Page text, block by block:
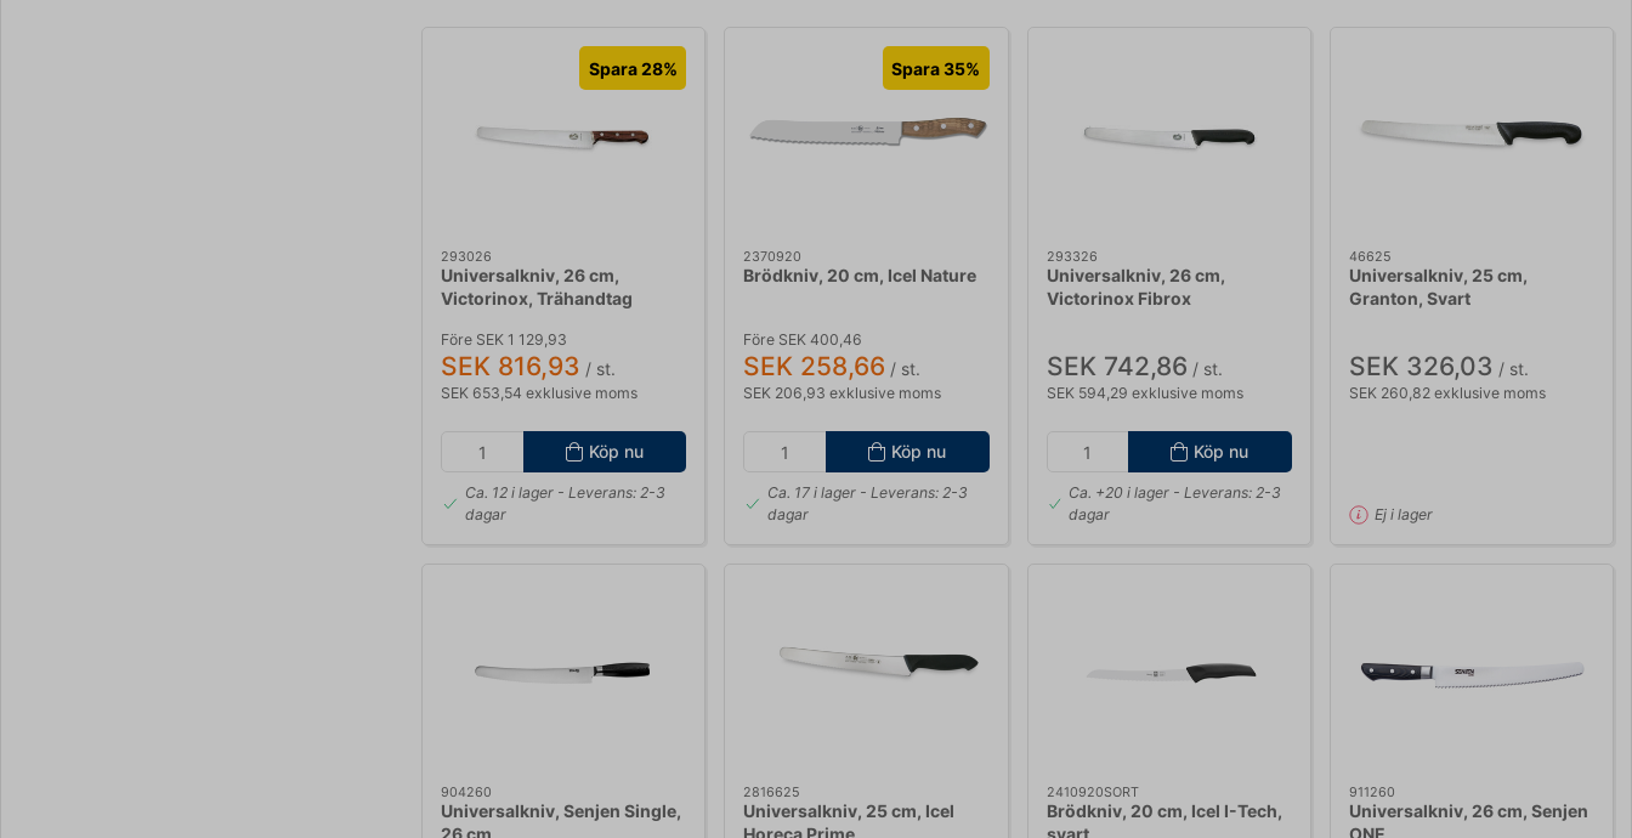
Spara 28%
293026
Universalkniv, 26 cm,
Victorinox, Trähandtag
Före SEK 1 129,93
SEK 816,93 / st.
SEK 653,54 exklusive moms
Köp nu
Ca. 12 i lager- Leverans: 2-3
dagar
Spara 35%
2370920
Brödkniv, 20 cm, Icel Nature
Före SEK 400,46
SEK 258,66 / st.
SEK 206,93 exklusive moms
Köp nu
Ca. 17 i lager- Leverans: 2-3
dagar
293326
Universalkniv, 26 cm,
Victorinox Fibrox
SEK 742,86 / st.
SEK 594,29 exklusive moms
Köp nu
Ca. +20 i lager - Leverans: 2-3
dagar
46625
Universalkniv, 25 cm,
Granton, Svart
SEK 326,03 / st.
SEK 260,82 exklusive moms
Ej i lager
904260
Universalkniv, Senjen Single,
2816625
Universalkniv, 25 cm, Icel
2410920SORT
Brödkniv, 20 cm, Icel I-Tech,
911260
Universalkniv, 26 cm, Senjen